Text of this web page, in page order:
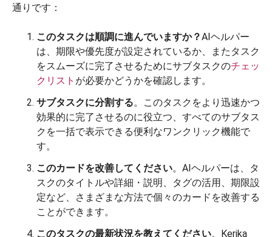
通りです：
このタスクは順調に進んでいますか？AIヘルパー
は、期限や優先度が設定されているか、またタスク
をスムーズに完了させるためにサブタスクのチェッ
クリスト が必要かどうかを確認します。
サブタスクに分割する。このタスクをより迅速かつ
効果的に完了させるのに役立つ、すべてのサブタス
クを一括で表示できる便利なワンクリック機能で
す。
このカードを改善してください。AIヘルパーは、タ
スクのタイトルや詳細・説明、タグの活用、期限設
定など、さまざまな方法で個々のカードを改善する
ことができます。
このタスクの最新状況を教えてください。Kerika